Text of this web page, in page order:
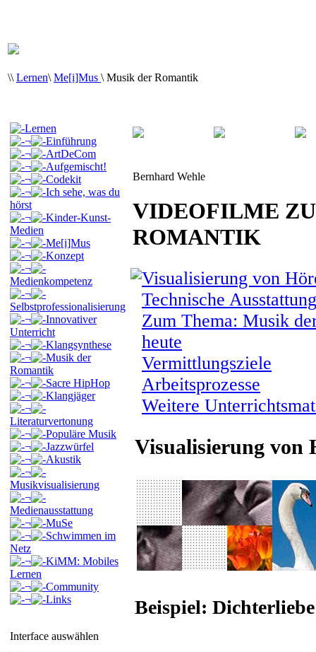
\\ Lernen\ Me[i]Mus \ Musik der Romantik
Lernen
¬
Einführung
¬
ArtDeCom
¬
Aufgemischt!
¬
Codekit
¬
Ich sehe, was du
hörst
¬
Kinder-Kunst-
Medien
¬
Me[i]Mus
¬
Konzept
¬
Medienkompetenz
¬
Selbstprofessionalisierung
¬
Innovativer
Unterricht
¬
Klangsynthese
¬
Musik der
Romantik
¬
Sacre HipHop
¬
Klangjäger
¬
Literaturvertonung
¬
Populäre Musik
¬
Jazzwürfel
¬
Akustik
¬
Musikvisualisierung
¬
Medienausstattung
¬
MuSe
¬
Schwimmen im
Netz
¬
KiMM: Mobiles
Lernen
¬
Community
¬
Links
Interface auswählen
Bernhard Wehle
VIDEOFILME
ROMANTIK
Visualisierung von
Technische Ausstattung
Zum Thema: Musik
heute
Vermittlungsziele
Arbeitsprozesse
Weitere
Visualisierung von
Beispiel: